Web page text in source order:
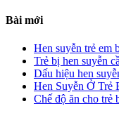
Bài mới
Hen suyễn trẻ em
Trẻ bị hen suyễn
Dấu hiệu hen
Hen Suyễn Ở
Chế độ ăn cho trẻ